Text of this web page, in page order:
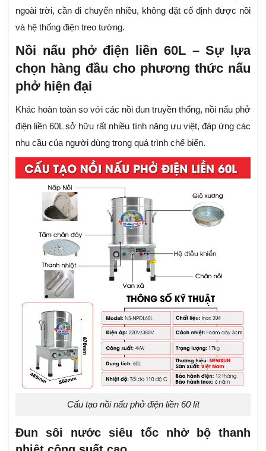
ngoài trời, cần di chuyển nhiều, không đặt cố định được nồi
và hệ thống điện treo tường.
Nồi nấu phở điện liền 60L – Sự lựa
chọn hàng đầu cho phương thức nấu
phở hiện đại
Khác hoàn toàn so với các nồi đun truyền thống, nồi nấu phở
điện liền 60L sở hữu rất nhiều tính năng ưu việt, đáp ứng các
nhu cầu của người dùng trong quá trình chế biến.
Cấu tạo nồi nấu phở điện liền 60 lít
Đun sôi nước siêu tốc nhờ bộ thanh